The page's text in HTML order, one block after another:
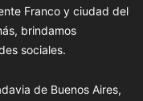
Franco y ciudad del
brindamos
sociales.
de Buenos Aires,